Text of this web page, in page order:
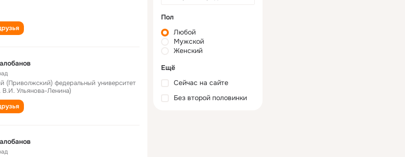
(Приволжский) федеральный университет
Ульянова-Ленина)
Пол
Любой
Мужской
Женский
Ещё
Сейчас на сайте
Без второй половинки